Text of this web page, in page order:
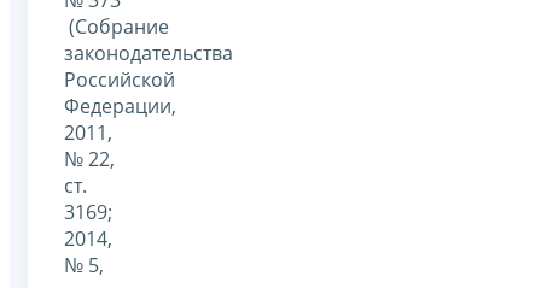
(Собрание
законодательства
Российской
Федерации,
2011,
№ 22,
ст.
3169;
2014,
№ 5,